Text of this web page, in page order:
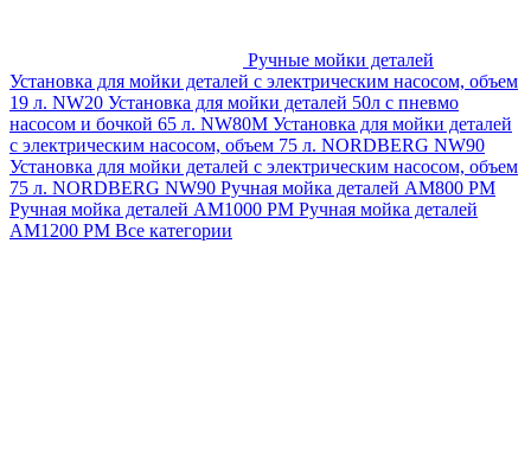
Ручные мойки деталей
Установка для мойки деталей с электрическим насосом, объем
19 л. NW20 Установка для мойки деталей 50л с пневмо
насосом и бочкой 65 л. NW80M Установка для мойки деталей
с электрическим насосом, объем 75 л. NORDBERG NW90
Установка для мойки деталей с электрическим насосом, объем
75 л. NORDBERG NW90 Ручная мойка деталей АМ800 РМ
Ручная мойка деталей АМ1000 РМ Ручная мойка деталей
АМ1200 РМ Все категории